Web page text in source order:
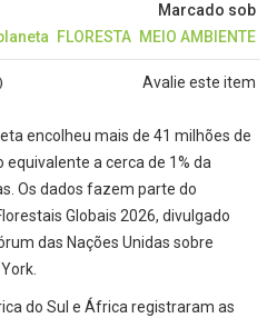
Marcado sob
FLORESTA MEIO AMBIENTE
Avalie este item
encolheu mais de 41 milhões de
equivalente a cerca de 1% da
Os dados fazem parte do
Globais 2026, divulgado
das Nações Unidas sobre
do Sul e África registraram as